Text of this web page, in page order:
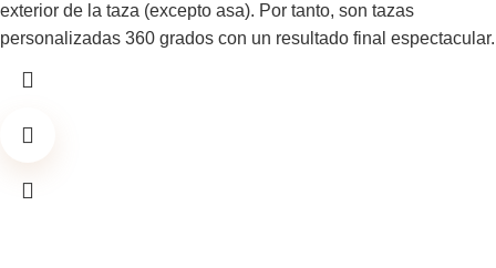
exterior de la taza (excepto asa). Por tanto, son tazas
personalizadas 360 grados con un resultado final espectacular.